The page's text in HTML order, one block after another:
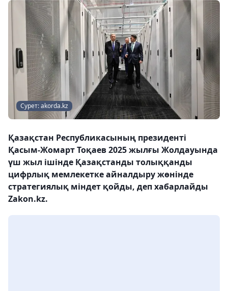
Сурет: akorda.kz
Қазақстан Республикасының президенті
Қасым-Жомарт Тоқаев 2025 жылғы Жолдауында
үш жыл ішінде Қазақстанды толыққанды
цифрлық мемлекетке айналдыру жөнінде
стратегиялық міндет қойды, деп хабарлайды
Zakon.kz.